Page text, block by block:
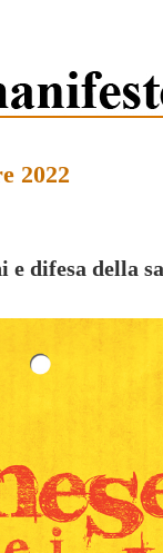
2022
difesa della